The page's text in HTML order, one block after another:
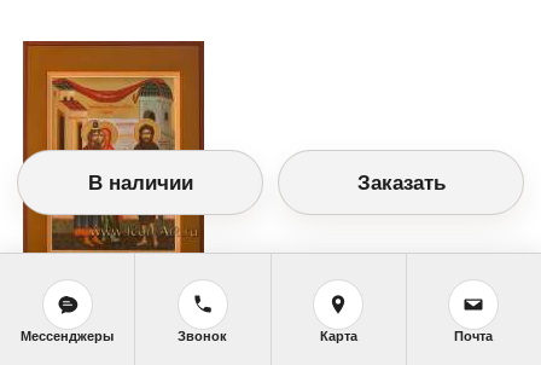
Православный календарь
<<Воскресенье, 6 Октября (23 Сентября по
В наличии Заказать
Мессенджеры Звонок Карта Почта